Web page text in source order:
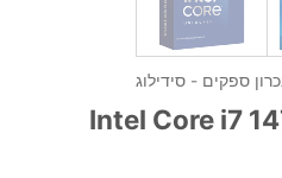
ספקים - סידילוג
Intel Core i7